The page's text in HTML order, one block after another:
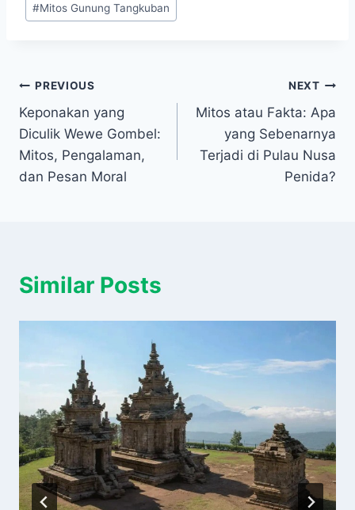
#Mitos Gunung Tangkuban
Navigasi
pos
PREVIOUS
Keponakan yang
Diculik Wewe Gombel:
Mitos, Pengalaman,
dan Pesan Moral
NEXT
Mitos atau Fakta: Apa
yang Sebenarnya
Terjadi di Pulau Nusa
Penida?
Similar Posts